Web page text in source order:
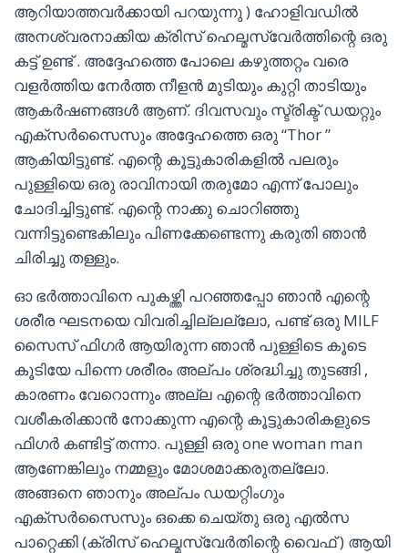
ആറിയാത്തവർക്കായി പറയുന്നു ) ഹോളിവഡിൽ
അനശ്വരനാക്കിയ ക്രിസ് ഹെല്മസ്‌വേർത്തിന്റെ ഒരു
കട്ട് ഉണ്ട് . അദ്ദേഹത്തെ പോലെ കഴുത്തറ്റം വരെ
വളർത്തിയ നേർത്ത നീളൻ മുടിയും കുറ്റി താടിയും
ആകർഷണങ്ങൾ ആണ്. ദിവസവും സ്ട്രിക്ട് ഡയറ്റും
എക്സർസൈസും അദ്ദേഹത്തെ ഒരു “Thor ”
ആകിയിട്ടുണ്ട്. എന്റെ കൂട്ടുകാരികളിൽ പലരും
പുള്ളിയെ ഒരു രാവിനായി തരുമോ എന്ന് പോലും
ചോദിച്ചിട്ടുണ്ട്. എന്റെ നാക്കു ചൊറിഞ്ഞു
വന്നിട്ടുണ്ടെകിലും പിണക്കേണ്ടെന്നു കരുതി ഞാൻ
ചിരിച്ചു തള്ളും.
ഓ ഭർത്താവിനെ പുകഴ്ത്തി പറഞ്ഞപ്പോ ഞാൻ എന്റെ
ശരീര ഘടനയെ വിവരിച്ചില്ലല്ലോ, പണ്ട് ഒരു MILF
സൈസ് ഫിഗർ ആയിരുന്ന ഞാൻ പുള്ളിടെ കൂടെ
കൂടിയേ പിന്നെ ശരീരം അല്പം ശ്രദ്ധിച്ചു തുടങ്ങി ,
കാരണം വേറൊന്നും അല്ല എന്റെ ഭർത്താവിനെ
വശീകരിക്കാൻ നോക്കുന്ന എന്റെ കൂട്ടുകാരികളുടെ
ഫിഗർ കണ്ടിട്ട് തന്നാ. പുള്ളി ഒരു one woman man
ആണേങ്കിലും നമ്മളും മോശമാക്കരുതല്ലോ.
അങ്ങനെ ഞാനും അല്പം ഡയറ്റിംഗും
എക്സർസൈസും ഒക്കെ ചെയ്തു ഒരു എൽസ
പാറ്റെക്കി (ക്രിസ് ഹെല്മസ്‌വേർതിന്റെ വൈഫ് ) ആയി